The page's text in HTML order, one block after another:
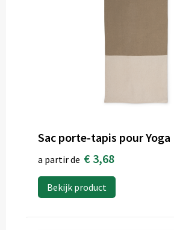
Sac porte-tapis pour Yoga
a partir de € 3,68
Bekijk product